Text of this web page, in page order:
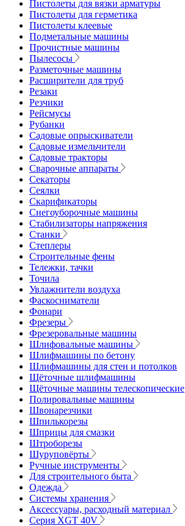
Пистолеты для вязки арматуры
Пистолеты для герметика
Пистолеты клеевые
Подметальные машины
Прочистные машины
Пылесосы
Разметочные машины
Расширители для труб
Резаки
Резчики
Рейсмусы
Рубанки
Садовые опрыскиватели
Садовые измельчители
Садовые тракторы
Сварочные аппараты
Секаторы
Сеялки
Скарификаторы
Снегоуборочные машины
Стабилизаторы напряжения
Станки
Степлеры
Строительные фены
Тележки, тачки
Точила
Увлажнители воздуха
Фаскосниматели
Фонари
Фрезеры
Фрезеровальные машины
Шлифовальные машины
Шлифмашины по бетону
Шлифмашины для стен и потолков
Щёточные шлифмашины
Щёточные машины телескопические
Полировальные машины
Швонарезчики
Шпилькорезы
Шприцы для смазки
Штроборезы
Шуруповёрты
Ручные инструменты
Для строительного быта
Одежда
Системы хранения
Аксессуары, расходный материал
Серия XGT 40V